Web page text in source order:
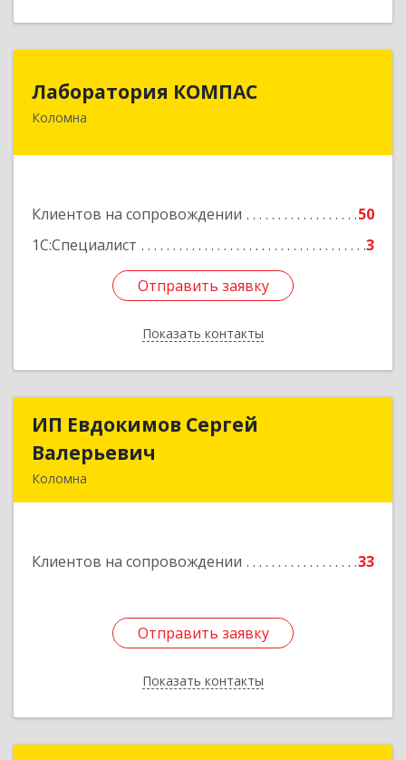
Лаборатория КОМПАС
Коломна
Клиентов на сопровождении
50
1С:Специалист
3
Отправить заявку
Показать контакты
140415, Московская обл, Коломна г, Л.Толстого
Отправить заявку
Назад
ИП Евдокимов Сергей
Валерьевич
Коломна
Клиентов на сопровождении 33
Отправить заявку
Показать контакты
ИП Евдокимов Сергей
Подробнее
Отправить заявку
Назад